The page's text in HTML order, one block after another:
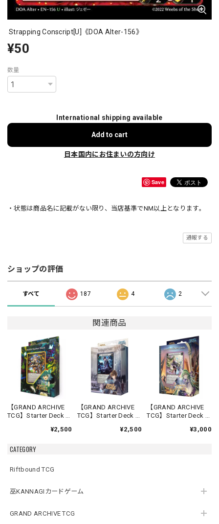
CATEGORY
Riftbound TCG
巫KANNAGIカードゲーム
GRAND ARCHIVE TCG
Strapping Conscript[U]《DOA Alter-156》
¥50
数量
International shipping available
Add to cart
日本国内にお住まいの方向け
Save
・状態は商品名に記載がない限り、当店基準でNM以上となります。
通報する
ショップの評価
すべて 187 4 2
関連商品
【GRAND ARCHIVE
TCG】Starter Deck -
Ashes】《英語版》
¥2,500
【GRAND ARCHIVE
TCG】Starter Deck -
Ashes】《英語版》
¥2,500
【GRAND ARCHIVE
TCG】Starter Deck -
Ashes】《英語版》
¥3,000